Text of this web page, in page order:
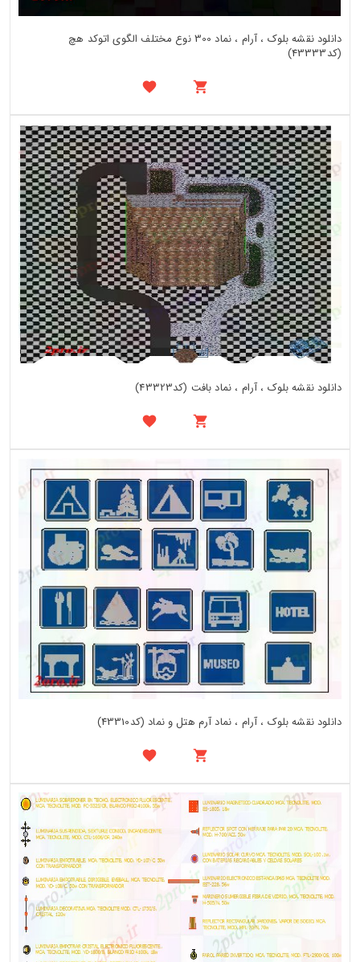
دانلود نقشه بلوک ، آرام ، نماد 300 نوع مختلف الگوی اتوکد هچ
(کد43333)
دانلود نقشه بلوک ، آرام ، نماد بافت (کد43323)
دانلود نقشه بلوک ، آرام ، نماد آرم هتل و نماد (کد43310)